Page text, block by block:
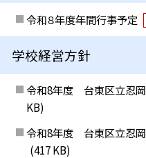
令和８年度年間行事予定
学校経営方針
令和8年度 台東区立忍
KB)
令和8年度 台東区立忍岡
(417 KB)